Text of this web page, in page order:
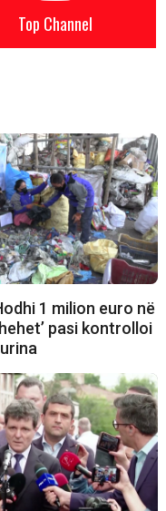
Top Channel
1 milion euro në
pasi kontrolloi